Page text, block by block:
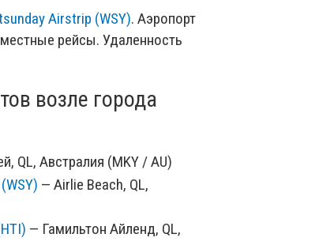
Airstrip (WSY). Аэропорт
рейсы. Удаленность
возле города
QL, Австралия (MKY / AU)
— Airlie Beach, QL,
— Гамильтон Айленд, QL,